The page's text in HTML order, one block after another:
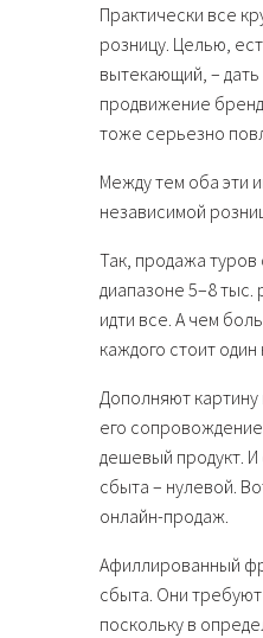
Практически все
розницу. Целью,
вытекающий, –
продвижение
тоже серьезно
Между тем оба эти
независимой
Так, продажа туров
диапазоне 5–8 тыс.
идти все. А чем
каждого стоит
Дополняют
его
дешевый продукт. И
сбыта – нулевой.
онлайн-продаж.
Афиллированный
сбыта. Они
поскольку в